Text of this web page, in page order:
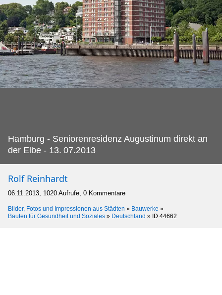
Hamburg - Seniorenresidenz Augustinum direkt an
der Elbe - 13. 07.2013
Rolf Reinhardt
06.11.2013, 1020 Aufrufe, 0 Kommentare
Bilder, Fotos und Impressionen aus Städten » Bauwerke »
Bauten für Gesundheit und Soziales » Deutschland » ID 44662